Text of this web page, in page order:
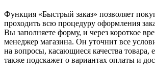
Функция «Быстрый заказ» позволяет
проходить всю процедуру оформления
Вы заполняете форму, и через короткое
менеджер магазина. Он уточнит все
на вопросы, касающиеся качества товара,
также подскажет о вариантах оплаты и